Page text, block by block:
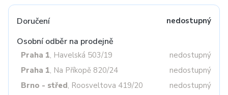
Doručení nedostupný
Osobní odběr na prodejně
Praha 1, Havelská 503/19
nedostupný
Praha 1, Na Příkopě 820/24
nedostupný
Brno - střed, Roosveltova 419/20
nedostupný